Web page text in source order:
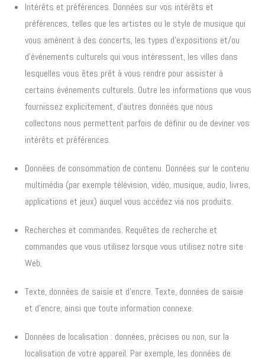
Intérêts et préférences. Données sur vos intérêts et
préférences, telles que les artistes ou le style de musique qui
vous amènent à des concerts, les types d’expositions et/ou
d’événements culturels qui vous intéressent, les villes dans
lesquelles vous êtes prêt à vous rendre pour assister à
certains événements culturels. Outre les informations que vous
fournissez explicitement, d’autres données que nous
collectons nous permettent parfois de définir ou de deviner vos
intérêts et préférences.
Données de consommation de contenu. Données sur le contenu
multimédia (par exemple télévision, vidéo, musique, audio, livres,
applications et jeux) auquel vous accédez via nos produits.
Recherches et commandes. Requêtes de recherche et
commandes que vous utilisez lorsque vous utilisez notre site
Web.
Texte, données de saisie et d’encre. Texte, données de saisie
et d’encre, ainsi que toute information connexe.
Données de localisation : données, précises ou non, sur la
localisation de votre appareil. Par exemple, les données de